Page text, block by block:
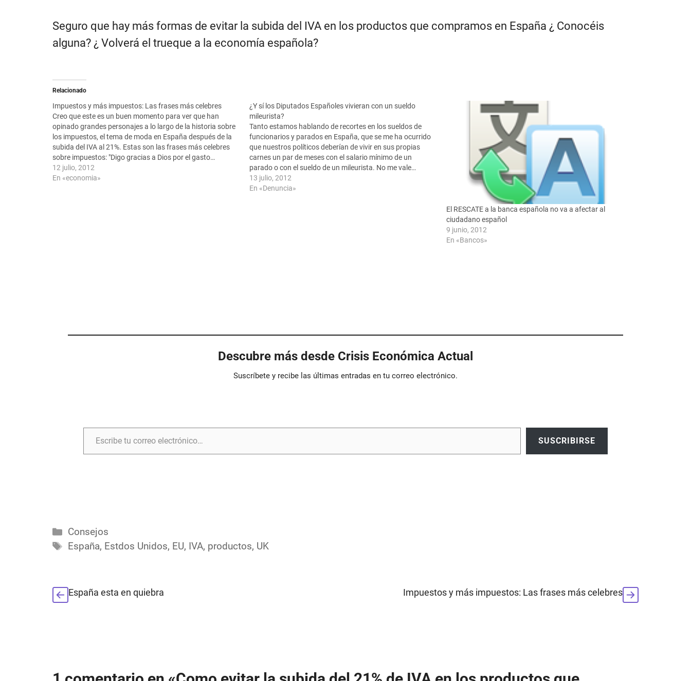
Seguro que hay más formas de evitar la subida del IVA en los productos que compramos en España ¿ Conocéis
alguna? ¿ Volverá el trueque a la economía española?
Relacionado
Impuestos y más impuestos: Las frases más celebres
Creo que este es un buen momento para ver que han
opinado grandes personajes a lo largo de la historia sobre
los impuestos, el tema de moda en España después de la
subida del IVA al 21%. Estas son las frases más celebres
sobre impuestos: "Digo gracias a Dios por el gasto…
12 julio, 2012
En «economia»
¿Y sí los Diputados Españoles vivieran con un sueldo
mileurista?
Tanto estamos hablando de recortes en los sueldos de
funcionarios y parados en España, que se me ha ocurrido
que nuestros políticos deberían de vivir en sus propias
carnes un par de meses con el salario mínimo de un
parado o con el sueldo de un mileurista. No me vale…
13 julio, 2012
En «Denuncia»
El RESCATE a la banca española no va a afectar al
ciudadano español
9 junio, 2012
En «Bancos»
Descubre más desde Crisis Económica Actual
Suscríbete y recibe las últimas entradas en tu correo electrónico.
Escribe tu correo electrónico…
SUSCRIBIRSE
Categorías
Consejos
Etiquetas
España, Estdos Unidos, EU, IVA, productos, UK
España esta en quiebra Impuestos y más impuestos: Las frases más celebres